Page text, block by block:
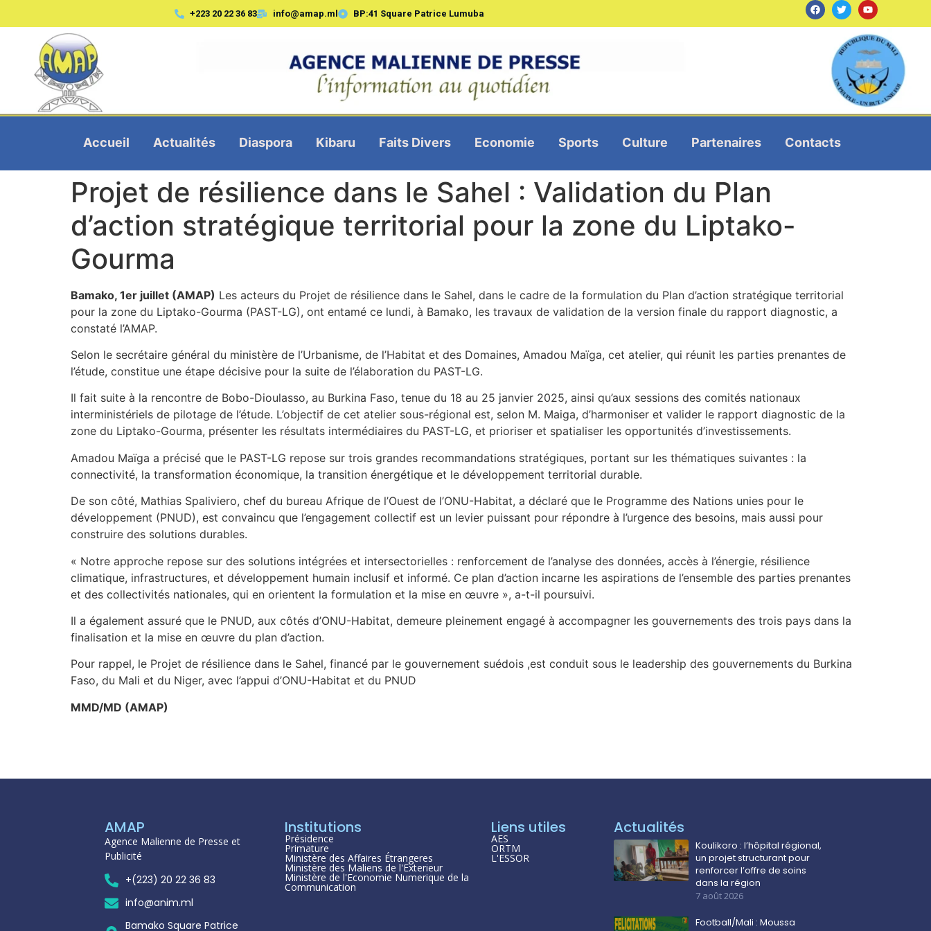
+223 20 22 36 83 info@amap.ml BP:41 Square Patrice Lumuba
Accueil Actualités Diaspora Kibaru Faits Divers Economie Sports Culture Partenaires Contacts
Projet de résilience dans le Sahel : Validation du Plan
d’action stratégique territorial pour la zone du Liptako-
Gourma
Bamako, 1er juillet (AMAP) Les acteurs du Projet de résilience dans le Sahel, dans le cadre de la formulation du Plan d’action stratégique territorial
pour la zone du Liptako-Gourma (PAST-LG), ont entamé ce lundi, à Bamako, les travaux de validation de la version finale du rapport diagnostic, a
constaté l’AMAP.
Selon le secrétaire général du ministère de l’Urbanisme, de l’Habitat et des Domaines, Amadou Maïga, cet atelier, qui réunit les parties prenantes de
l’étude, constitue une étape décisive pour la suite de l’élaboration du PAST-LG.
Il fait suite à la rencontre de Bobo-Dioulasso, au Burkina Faso, tenue du 18 au 25 janvier 2025, ainsi qu’aux sessions des comités nationaux
interministériels de pilotage de l’étude. L’objectif de cet atelier sous-régional est, selon M. Maiga, d’harmoniser et valider le rapport diagnostic de la
zone du Liptako-Gourma, présenter les résultats intermédiaires du PAST-LG, et prioriser et spatialiser les opportunités d’investissements.
Amadou Maïga a précisé que le PAST-LG repose sur trois grandes recommandations stratégiques, portant sur les thématiques suivantes : la
connectivité, la transformation économique, la transition énergétique et le développement territorial durable.
De son côté, Mathias Spaliviero, chef du bureau Afrique de l’Ouest de l’ONU-Habitat, a déclaré que le Programme des Nations unies pour le
développement (PNUD), est convaincu que l’engagement collectif est un levier puissant pour répondre à l’urgence des besoins, mais aussi pour
construire des solutions durables.
« Notre approche repose sur des solutions intégrées et intersectorielles : renforcement de l’analyse des données, accès à l’énergie, résilience
climatique, infrastructures, et développement humain inclusif et informé. Ce plan d’action incarne les aspirations de l’ensemble des parties prenantes
et des collectivités nationales, qui en orientent la formulation et la mise en œuvre », a-t-il poursuivi.
Il a également assuré que le PNUD, aux côtés d’ONU-Habitat, demeure pleinement engagé à accompagner les gouvernements des trois pays dans la
finalisation et la mise en œuvre du plan d’action.
Pour rappel, le Projet de résilience dans le Sahel, financé par le gouvernement suédois ,est conduit sous le leadership des gouvernements du Burkina
Faso, du Mali et du Niger, avec l’appui d’ONU-Habitat et du PNUD
MMD/MD (AMAP)
AMAP
Agence Malienne de Presse et
Publicité
+(223) 20 22 36 83
info@anim.ml
Bamako Square Patrice
Institutions
Présidence
Primature
Ministère des Affaires Étrangeres
Ministère des Maliens de l'Exterieur
Ministère de l'Economie Numerique de la
Communication
Liens utiles
AES
ORTM
L'ESSOR
Actualités
Koulikoro : l’hôpital régional,
un projet structurant pour
renforcer l’offre de soins
dans la région
7 août 2026
Football/Mali : Moussa